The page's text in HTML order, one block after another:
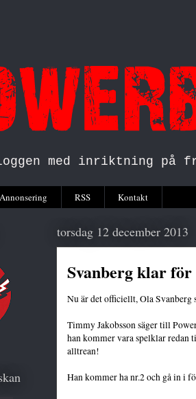
med inriktning på
Annonsering RSS Kontakt
torsdag 12 december 2013
Svanberg klar för
Nu är det officiellt, Ola Svanberg
Timmy Jakobsson säger till
han kommer vara spelklar redan
alltrean!
Han kommer ha nr.2 och gå in i